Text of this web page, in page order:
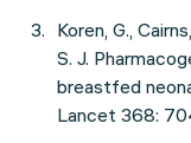
Koren, G.,
S. J.
breastfed
Lancet 368: